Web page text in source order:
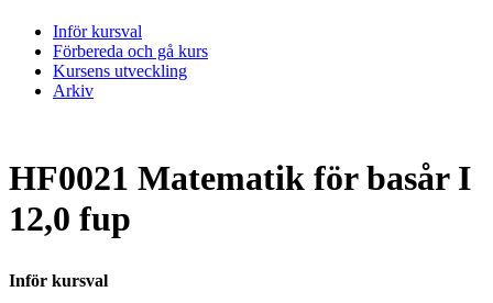
Inför kursval
Förbereda och gå kurs
Kursens utveckling
Arkiv
HF0021 Matematik för basår I
12,0 fup
Inför kursval